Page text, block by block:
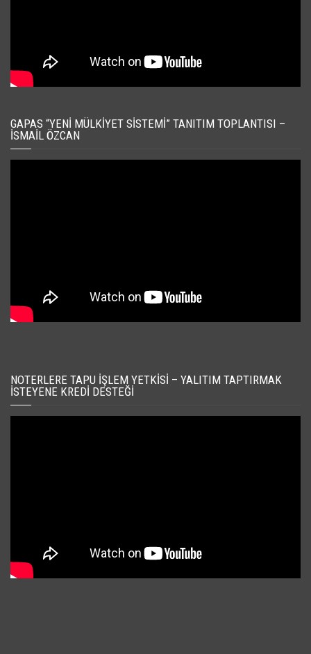
GAPAS “YENI MÜLKIYET SISTEMI” TANITIM TOPLANTISI –
İSMAIL ÖZCAN
NOTERLERE TAPU İŞLEM YETKISI – YALITIM TAPTIRMAK
İSTEYENE KREDI DESTEĞI